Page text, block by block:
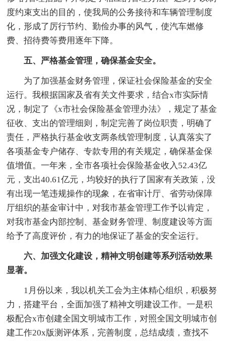
度约束支出的目的，使我局的公务接待和车辆管理制度
化，形成了厉行节约、勤俭办事的风气，使汽车燃修
费、招待费等费用逐年下降。
五、严格基金管理，确保基金安全。
为了加强基金财务管理，保证社会保险基金的安全
运行。我根据国家及省有关文件要求，结合x市实际情
况，制定了《x市社会保险基金管理办法》，规定了基金
征收、支出的管理细则，制定完善了岗位职责，明确了
责任，严格执行基金收支两条线管理制度，认真落实了
各项基金专户储存、专款专用的有关规定，确保基金保
值增值。一年来，全市各项社会保险基金收入52.43亿
元，支出40.61亿元，均较好的执行了国家有关政策，没
有出现一笔违规操作的现象，在省审计厅、省劳动保障
厅组织的基金审计中，对我市基金管理工作予以肯定，
对我市基金内部控制、基金财务管理、制度建设等方面
给予了高度评价，有力的地保证了基金的安全运行。
六、加强文化建设，精神文明创建等系列活动效果
显著。
1月份以来，我以机关工会为主体精心组织，积极努
力，搭建平台，全面加强了精神文明建设工作。一是积
极配合x市创建全国文明城市工作，对照全国文明城市创
建工作20x版测评体系，完善制度，总结成绩，查找不